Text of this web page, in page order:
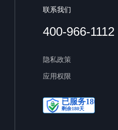
联系我们
400-966-1112
隐私政策
应用权限